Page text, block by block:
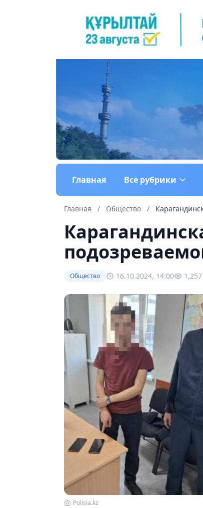
Главная Все рубрики
Главная / Общество /
Общество 16.10.2024, 14:00 1,257
Polisia.kz